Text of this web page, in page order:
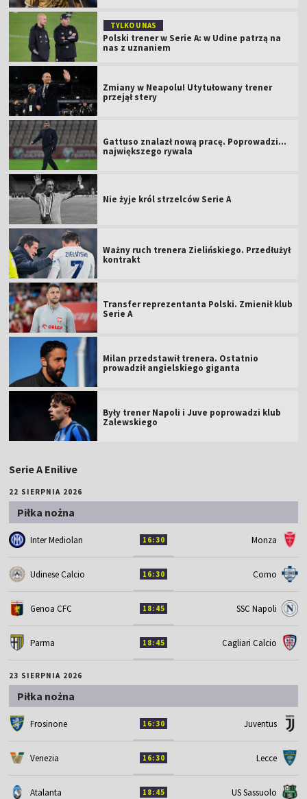
TYLKO U NAS
Polski trener w Serie A: w Udine patrzą na
nas z uznaniem
Zmiany w Neapolu! Utytułowany trener
przejął stery
Gattuso znalazł nową pracę. Poprowadzi...
największego rywala
Nie żyje król strzelców Serie A
Ważny ruch trenera Zielińskiego. Przedłużył
kontrakt
Transfer reprezentanta Polski. Zmienił klub
Serie A
Milan przedstawił trenera. Ostatnio
prowadził angielskiego giganta
Były trener Napoli i Juve poprowadzi klub
Zalewskiego
Serie A Enilive
22 SIERPNIA 2026
Piłka nożna
Inter Mediolan 16:30 Monza
Udinese Calcio 16:30 Como
Genoa CFC 18:45 SSC Napoli
Parma 18:45 Cagliari Calcio
23 SIERPNIA 2026
Piłka nożna
Frosinone 16:30 Juventus
Venezia 16:30 Lecce
Atalanta 18:45 US Sassuolo